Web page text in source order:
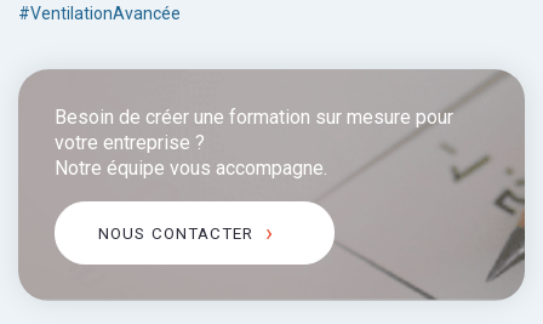
#VentilationAvancée
Besoin de créer une formation sur mesure pour
votre entreprise ?
Notre équipe vous accompagne.
NOUS CONTACTER